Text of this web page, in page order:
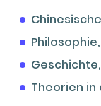
Theorien in